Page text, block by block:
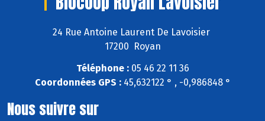
24 Rue Antoine Laurent De Lavoisier
17200 Royan
Téléphone :05 46 22 11 36
Coordonnées GPS :45,632122 ° , -0,986848 °
Nous suivre sur